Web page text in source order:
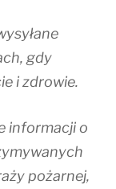
gdy
i zdrowie.
informacji o
pożarnej,